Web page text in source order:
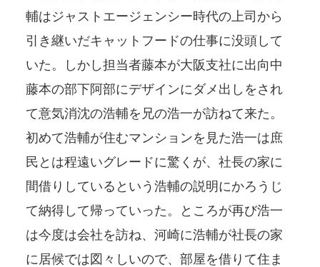
輔はジャストエージェンシー時代の上司から
引き継いだキャットフードの仕事に没頭して
いた。しかし担当者藤本が大阪支社に出向中
藤本の部下阿部にデザインにダメ出しをされ
て意気消沈の浩輔を兄の浩一が訪ねて来た。
初めて浩輔が住むマンションを見た浩一は庶
民とは程遠いグレードに驚くが、社長の家に
間借りしているという浩輔の説明にかろうじ
て納得して帰っていった。ところが再び浩一
は今度は会社を訪ね、河崎に浩輔が社長の家
に居候では図々しいので、部屋を借りて住ま